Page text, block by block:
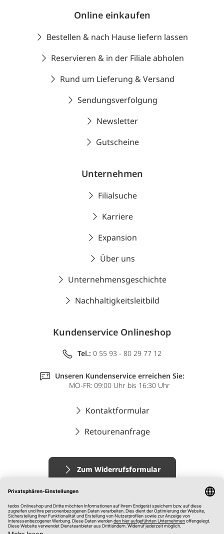
Online einkaufen
Bestellen & nach Hause liefern lassen
Reservieren & in der Filiale abholen
Rund um Lieferung & Versand
Sendungsverfolgung
Newsletter
Gutscheine
Unternehmen
Filialsuche
Karriere
Expansion
Über uns
Unternehmensgeschichte
Nachhaltigkeitsleitbild
Kundenservice Onlineshop
Tel.: 0 55 93 - 80 29 77 12
Unseren Kundenservice erreichen Sie:
MO-FR: 09:00 Uhr bis 16:30 Uhr
Kontaktformular
Retourenanfrage
Zum Widerrufsformular
Impressum
AGB